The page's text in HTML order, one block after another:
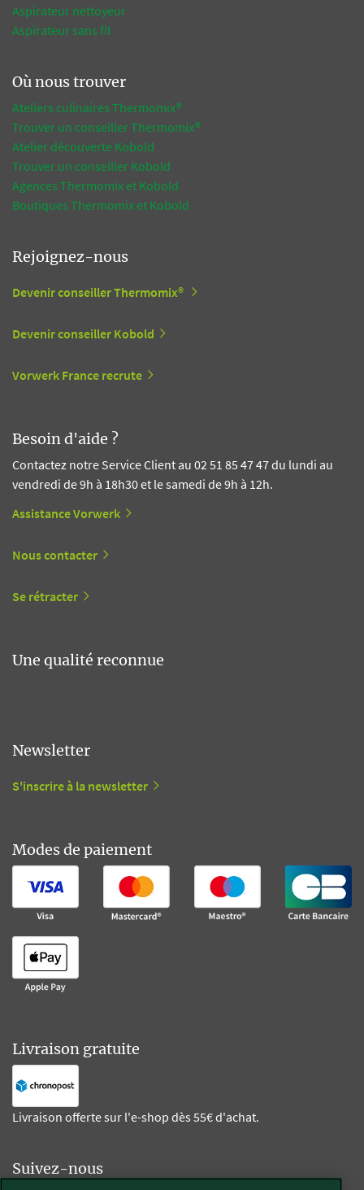
Aspirateur nettoyeur
Aspirateur sans fil
Où nous trouver
Ateliers culinaires Thermomix®
Trouver un conseiller Thermomix®
Atelier découverte Kobold
Trouver un conseiller Kobold
Agences Thermomix et Kobold
Boutiques Thermomix et Kobold
Rejoignez-nous
Devenir conseiller Thermomix®
Devenir conseiller Kobold
Vorwerk France recrute
Besoin d'aide ?
Contactez notre Service Client au 02 51 85 47 47 du lundi au
vendredi de 9h à 18h30 et le samedi de 9h à 12h.
Assistance Vorwerk
Nous contacter
Se rétracter
Une qualité reconnue
Newsletter
S'inscrire à la newsletter
Modes de paiement
Livraison gratuite
Livraison offerte sur l'e-shop dès 55€ d'achat.
Suivez-nous